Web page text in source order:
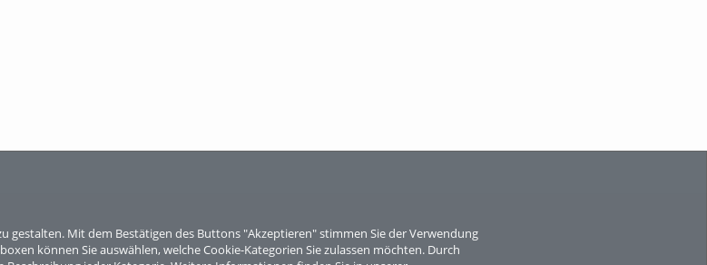
gestalten. Mit dem Bestätigen des Buttons "Akzeptieren" stimmen Sie der Verwendung
können Sie auswählen, welche Cookie-Kategorien Sie zulassen möchten. Durch